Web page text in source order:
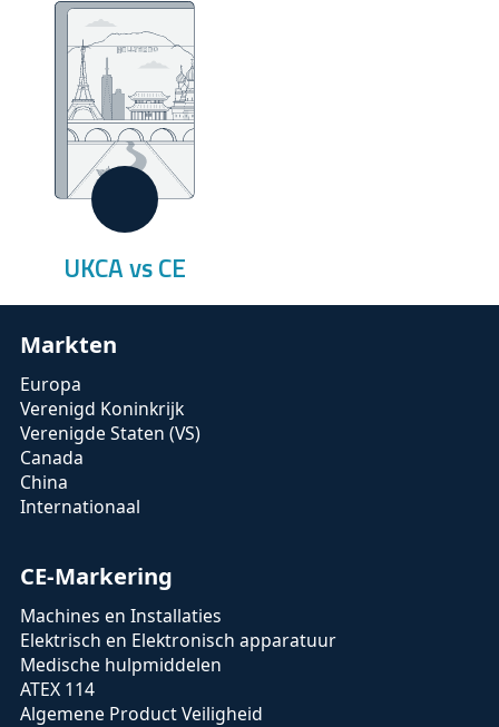
UKCA vs CE
Markten
Europa
Verenigd Koninkrijk
Verenigde Staten (VS)
Canada
China
Internationaal
CE-Markering
Machines en Installaties
Elektrisch en Elektronisch apparatuur
Medische hulpmiddelen
ATEX 114
Algemene Product Veiligheid